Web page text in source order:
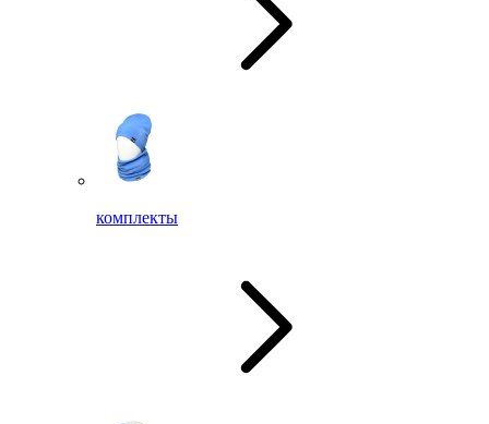
комплекты